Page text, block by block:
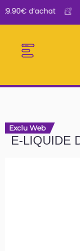
d’achat
Exclu Web
E-LIQUIDE